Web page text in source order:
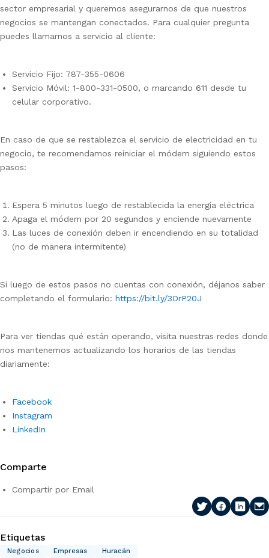
sector empresarial y queremos asegurarnos de que nuestros
negocios se mantengan conectados. Para cualquier pregunta
puedes llamarnos a servicio al cliente:
Servicio Fijo: 787-355-0606
Servicio Móvil: 1-800-331-0500, o marcando 611 desde tu
celular corporativo.
En caso de que se restablezca el servicio de electricidad en tu
negocio, te recomendamos reiniciar el módem siguiendo estos
pasos:
Espera 5 minutos luego de restablecida la energía eléctrica
Apaga el módem por 20 segundos y enciende nuevamente
Las luces de conexión deben ir encendiendo en su totalidad
(no de manera intermitente)
Si luego de estos pasos no cuentas con conexión, déjanos saber
completando el formulario: https://bit.ly/3DrP20J
Para ver tiendas qué están operando, visita nuestras redes donde
nos mantenemos actualizando los horarios de las tiendas
diariamente:
Facebook
Instagram
LinkedIn
Comparte
Compartir por Email
Etiquetas
Negocios Empresas Huracán